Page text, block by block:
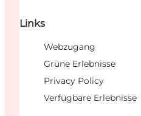
Links
Webzugang
Grüne Erlebnisse
Privacy Policy
Verfügbare Erlebnisse